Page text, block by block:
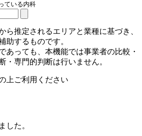
ている内科
ら推定されるエリアと業種に基づき、
助するものです。
あっても、本機能では事業者の比較・
・専門的判断は行いません。
上ご利用ください
した。